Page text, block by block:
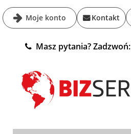
Moje konto Kontakt
Masz pytania? Zadzwoń: